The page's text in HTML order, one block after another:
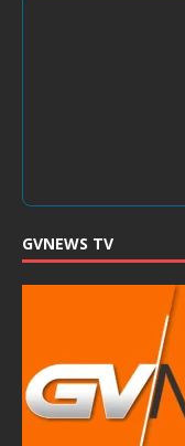
GVNEWS TV